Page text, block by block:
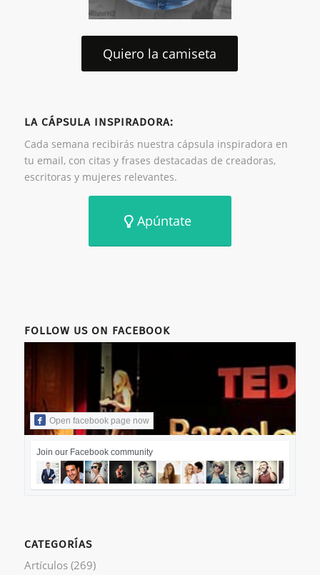
Quiero la camiseta
LA CÁPSULA INSPIRADORA:
Cada semana recibirás nuestra cápsula inspiradora en
tu email, con citas y frases destacadas de creadoras,
escritoras y mujeres relevantes.
Apúntate
FOLLOW US ON FACEBOOK
Open facebook page now
Join our Facebook community
CATEGORÍAS
Artículos(269)